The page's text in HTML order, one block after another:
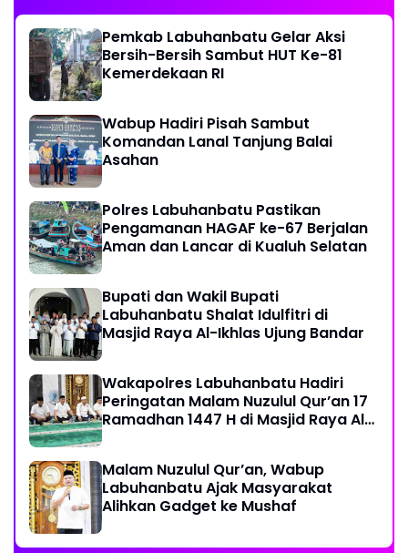
Pemkab Labuhanbatu Gelar Aksi
Bersih-Bersih Sambut HUT Ke-81
Kemerdekaan RI
Wabup Hadiri Pisah Sambut
Komandan Lanal Tanjung Balai
Asahan
Polres Labuhanbatu Pastikan
Pengamanan HAGAF ke-67 Berjalan
Aman dan Lancar di Kualuh Selatan
Bupati dan Wakil Bupati
Labuhanbatu Shalat Idulfitri di
Masjid Raya Al-Ikhlas Ujung Bandar
Wakapolres Labuhanbatu Hadiri
Peringatan Malam Nuzulul Qur’an 17
Ramadhan 1447 H di Masjid Raya Al-
Malam Nuzulul Qur’an, Wabup
Labuhanbatu Ajak Masyarakat
Alihkan Gadget ke Mushaf